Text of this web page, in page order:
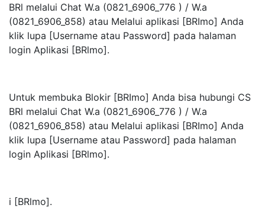
BRl melalui Chat W.a (0821_6906_776 ) / W.a
(0821_6906_858) atau Melalui aplikasi [BRImo] Anda
klik lupa [Username atau Password] pada halaman
login Aplikasi [BRlmo].
Untuk membuka Blokir [BRImo] Anda bisa hubungi CS
BRl melalui Chat W.a (0821_6906_776 ) / W.a
(0821_6906_858) atau Melalui aplikasi [BRImo] Anda
klik lupa [Username atau Password] pada halaman
login Aplikasi [BRlmo].
i [BRlmo].